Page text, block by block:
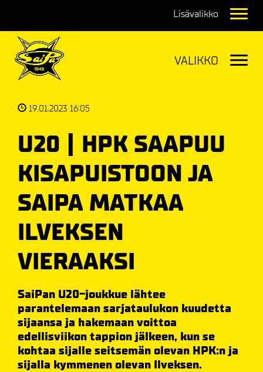
19.01.2023 16:05
U20 | HPK SAAPUU
KISAPUISTOON JA
SAIPA MATKAA
ILVEKSEN
VIERAAKSI
SaiPan U20-joukkue lähtee
parantelemaan sarjataulukon kuudetta
sijaansa ja hakemaan voittoa
edellisviikon tappion jälkeen, kun se
kohtaa sijalle seitsemän olevan HPK:n ja
sijalla kymmenen olevan Ilveksen.